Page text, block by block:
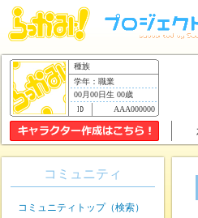
種族
学年：職業
00月00日生 00歳
AAA000000
コミュニティ
コミュニティトップ（検索）